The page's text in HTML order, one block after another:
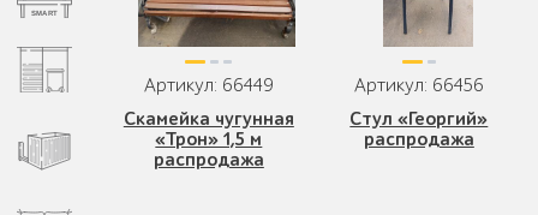
Артикул: 66449
Скамейка чугунная
«Трон» 1,5 м
распродажа
Артикул: 66456
Стул «Георгий»
распродажа